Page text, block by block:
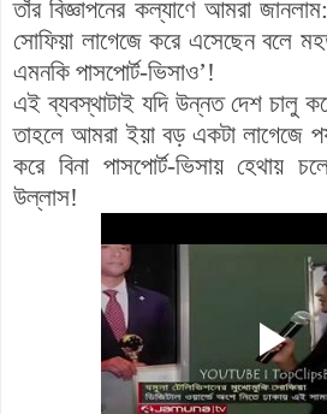
তাঁর বিজ্ঞাপনের কল্যাণে আমরা
সোফিয়া লাগেজে করে এসেছেন বলে
এমনকি পাসপোর্ট-ভিসাও’!
এই ব্যবস্থাটাই যদি উন্নত দেশ চালু
তাহলে আমরা ইয়া বড় একটা লাগেজে
করে বিনা পাসপোর্ট-ভিসায়
উল্লাস!